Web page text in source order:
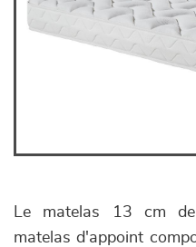
Le matelas 13 cm
matelas d'appoint